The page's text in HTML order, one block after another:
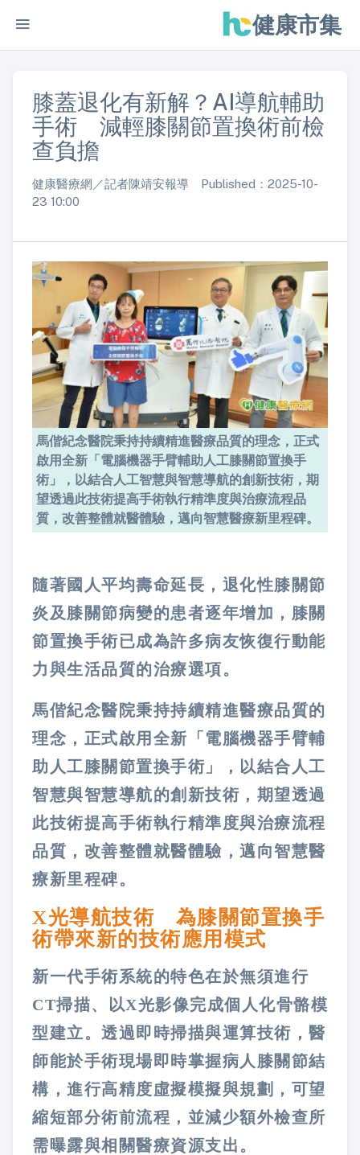
健康市集
膝蓋退化有新解？AI導航輔助
手術 減輕膝關節置換術前檢
查負擔
健康醫療網／記者陳靖安報導 Published：2025-10-
23 10:00
馬偕紀念醫院秉持持續精進醫療品質的理念，正式
啟用全新「電腦機器手臂輔助人工膝關節置換手
術」，以結合人工智慧與智慧導航的創新技術，期
望透過此技術提高手術執行精準度與治療流程品
質，改善整體就醫體驗，邁向智慧醫療新里程碑。
隨著國人平均壽命延長，退化性膝關節
炎及膝關節病變的患者逐年增加，膝關
節置換手術已成為許多病友恢復行動能
力與生活品質的治療選項。
馬偕紀念醫院秉持持續精進醫療品質的
理念，正式啟用全新「電腦機器手臂輔
助人工膝關節置換手術」，以結合人工
智慧與智慧導航的創新技術，期望透過
此技術提高手術執行精準度與治療流程
品質，改善整體就醫體驗，邁向智慧醫
療新里程碑。
X光導航技術 為膝關節置換手
術帶來新的技術應用模式
新一代手術系統的特色在於無須進行
CT掃描、以X光影像完成個人化骨骼模
型建立。透過即時掃描與運算技術，醫
師能於手術現場即時掌握病人膝關節結
構，進行高精度虛擬模擬與規劃，可望
縮短部分術前流程，並減少額外檢查所
需曝露與相關醫療資源支出。